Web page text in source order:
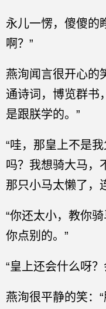
永儿一愣，傻傻的
啊？”
燕洵闻言很开心的
通诗词，博览群书
是跟朕学的。”
“哇，那皇上不是
吗？我想骑大马，
那只小马太懒了，
“你还太小，教你
你点别的。”
“皇上还会什么呀
燕洵很平静的笑：